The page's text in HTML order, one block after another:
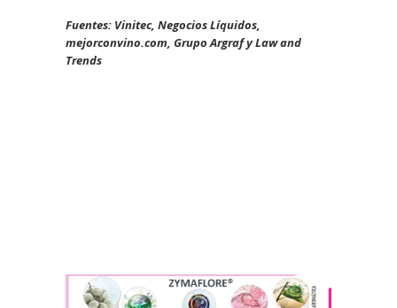
Fuentes: Vinitec, Negocios Líquidos,
mejorconvino.com, Grupo Argraf y Law and
Trends